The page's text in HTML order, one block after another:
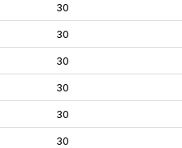
30
30
30
30
30
30